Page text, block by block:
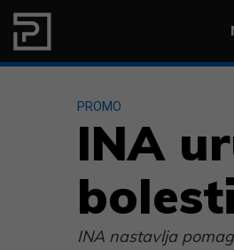
Skip to content
PROMO
INA
INA nastavlja